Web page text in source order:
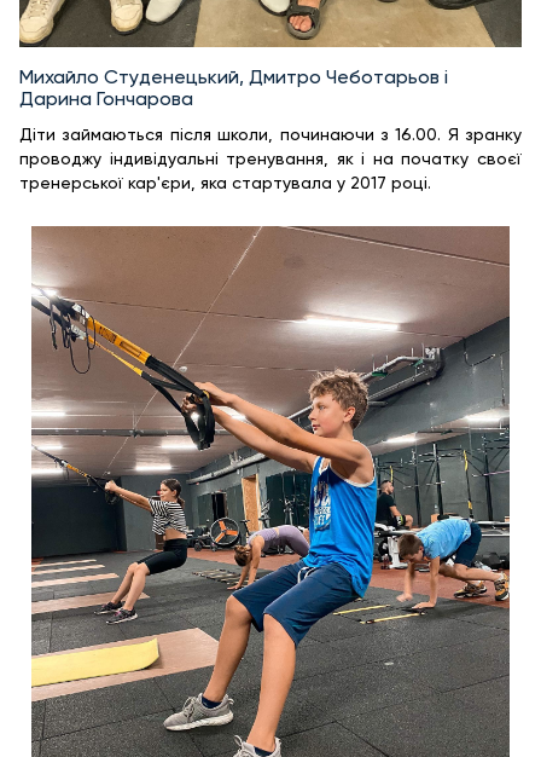
Михайло Студенецький, Дмитро Чеботарьов і
Дарина Гончарова
Діти займаються після школи, починаючи з 16.00. Я зранку
проводжу індивідуальні тренування, як і на початку своєї
тренерської кар'єри, яка стартувала у 2017 році.